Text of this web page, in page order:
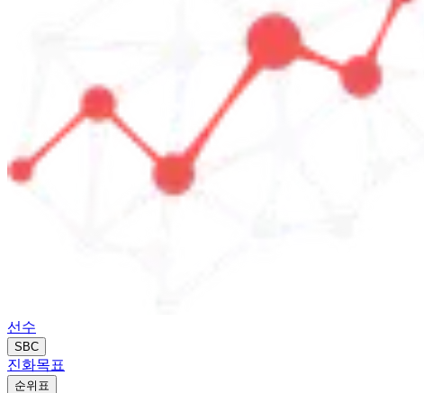
선수
SBC
진화목표
순위표